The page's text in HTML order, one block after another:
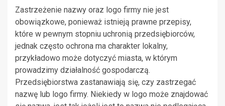
Zastrzeżenie nazwy oraz logo firmy nie jest
obowiązkowe, ponieważ istnieją prawne przepisy,
które w pewnym stopniu uchronią przedsiębiorców,
jednak często ochrona ma charakter lokalny,
przykładowo może dotyczyć miasta, w którym
prowadzimy działalność gospodarczą.
Przedsiębiorstwa zastanawiają się, czy zastrzegać
nazwę lub logo firmy. Niekiedy w logo może znajdować